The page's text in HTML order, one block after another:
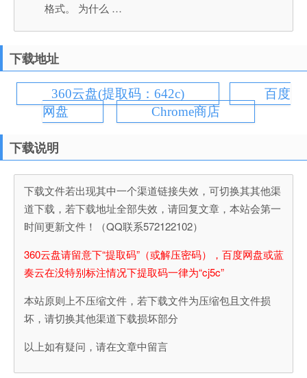
格式。 为什么 …
下载地址
360云盘(提取码：642c)
百度
网盘
Chrome商店
下载说明
下载文件若出现其中一个渠道链接失效，可切换其其他渠
道下载，若下载地址全部失效，请回复文章，本站会第一
时间更新文件！（QQ联系572122102）
360云盘请留意下“提取码”（或解压密码），百度网盘或蓝
奏云在没特别标注情况下提取码一律为“cj5c”
本站原则上不压缩文件，若下载文件为压缩包且文件损
坏，请切换其他渠道下载损坏部分
以上如有疑问，请在文章中留言